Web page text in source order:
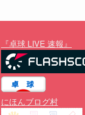
『卓球 LIVE 速報』
にほんブログ村